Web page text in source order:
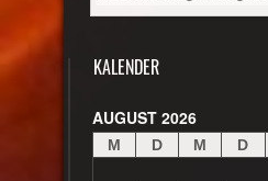
KALENDER
AUGUST 2026
M D M D